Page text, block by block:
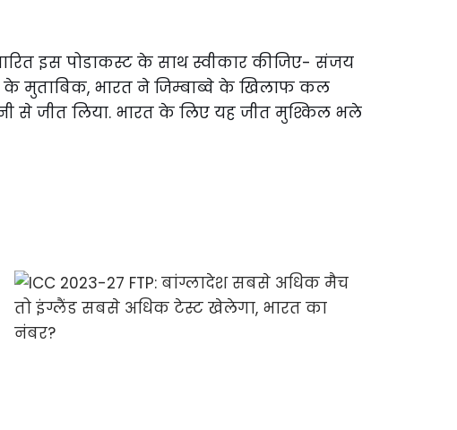
इस पोडाकस्ट के साथ स्वीकार कीजिए- संजय
के मुताबिक, भारत ने जिम्बाब्वे के खिलाफ कल
से जीत लिया. भारत के लिए यह जीत मुश्किल भले